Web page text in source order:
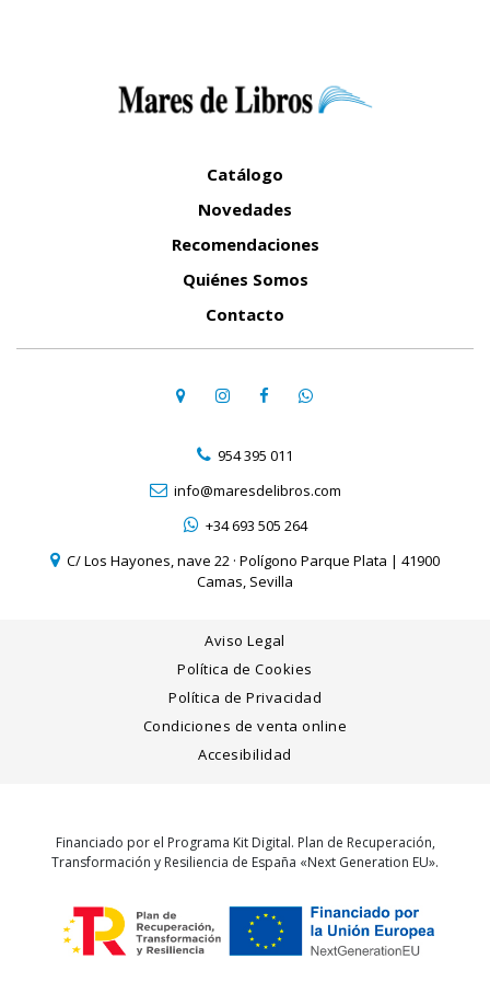
Catálogo
Novedades
Recomendaciones
Quiénes Somos
Contacto
954 395 011
info@maresdelibros.com
+34 693 505 264
C/ Los Hayones, nave 22 · Polígono Parque Plata | 41900
Camas, Sevilla
Aviso Legal
Política de Cookies
Política de Privacidad
Condiciones de venta online
Accesibilidad
Financiado por el Programa Kit Digital. Plan de Recuperación,
Transformación y Resiliencia de España «Next Generation EU».